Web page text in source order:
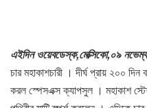
এইদিন ওয়েবডেস্ক,মেক্সিকো,০৯
চার মহাকাশচারী । দীর্ঘ প্রায় ২০০
করল স্পেসএক্স ক্যাপসুল । মহাকাশ